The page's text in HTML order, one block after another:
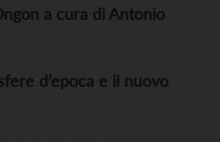
a cura di Antonio
d’epoca e il nuovo